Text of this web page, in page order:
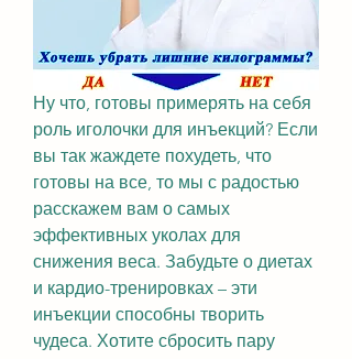
Ну что, готовы примерять на себя
роль иголочки для инъекций? Если
вы так жаждете похудеть, что
готовы на все, то мы с радостью
расскажем вам о самых
эффективных уколах для
снижения веса. Забудьте о диетах
и кардио-тренировках – эти
инъекции способны творить
чудеса. Хотите сбросить пару